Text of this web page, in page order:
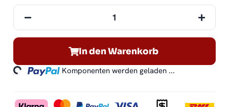
In den Warenkorb
Komponenten werden geladen ...